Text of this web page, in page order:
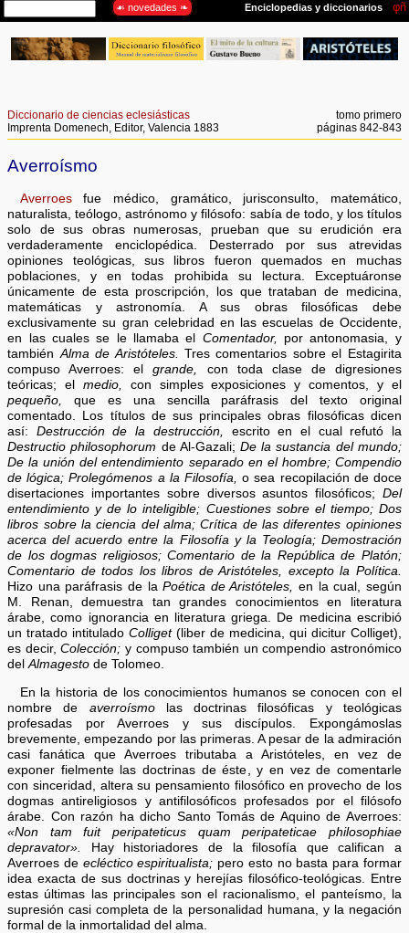
Diccionario de ciencias eclesiásticas
Imprenta Domenech, Editor, Valencia 1883
tomo primero
páginas 842-843
Averroísmo
Averroesfue médico, gramático, jurisconsulto, matemático,
naturalista, teólogo, astrónomo y filósofo: sabía de todo, y los títulos
solo de sus obras numerosas, prueban que su erudición era
verdaderamente enciclopédica. Desterrado por sus atrevidas
opiniones teológicas, sus libros fueron quemados en muchas
poblaciones, y en todas prohibida su lectura. Exceptuáronse
únicamente de esta proscripción, los que trataban de medicina,
matemáticas y astronomía. A sus obras filosóficas debe
exclusivamente su gran celebridad en las escuelas de Occidente,
en las cuales se le llamaba el Comentador, por antonomasia, y
tambiénAlma de Aristóteles. Tres comentarios sobre el Estagirita
compuso Averroes: elgrande, con toda clase de digresiones
teóricas; el medio, con simples exposiciones y comentos, y el
pequeño, que es una sencilla paráfrasis del texto original
comentado. Los títulos de sus principales obras filosóficas dicen
así: Destrucción de la destrucción, escrito en el cual refutó la
Destructio philosophorum de Al-Gazali;De la sustancia del mundo;
De la unión del entendimiento separado en el hombre; Compendio
de lógica; Prolegómenos a la Filosofía, o sea recopilación de doce
disertaciones importantes sobre diversos asuntos filosóficos; Del
entendimiento y de lo inteligible; Cuestiones sobre el tiempo; Dos
libros sobre la ciencia del alma; Crítica de las diferentes opiniones
acerca del acuerdo entre la Filosofía y la Teología; Demostración
de los dogmas religiosos; Comentario de la República de Platón;
Comentario de todos los libros de Aristóteles, excepto la Política.
Hizo una paráfrasis de laPoética de Aristóteles, en la cual, según
M. Renan, demuestra tan grandes conocimientos en literatura
árabe, como ignorancia en literatura griega. De medicina escribió
un tratado intituladoColliget(liber de medicina, qui dicitur Colliget),
es decir,Colección; y compuso también un compendio astronómico
delAlmagesto de Tolomeo.
En la historia de los conocimientos humanos se conocen con el
nombre de averroísmolas doctrinas filosóficas y teológicas
profesadas por Averroes y sus discípulos. Expongámoslas
brevemente, empezando por las primeras. A pesar de la admiración
casi fanática que Averroes tributaba a Aristóteles, en vez de
exponer fielmente las doctrinas de éste, y en vez de comentarle
con sinceridad, altera su pensamiento filosófico en provecho de los
dogmas antireligiosos y antifilosóficos profesados por el filósofo
árabe. Con razón ha dicho Santo Tomás de Aquino de Averroes:
«Non tam fuit peripateticus quam peripateticae philosophiae
depravator».
Hay historiadores de la filosofía que califican a
Averroes de ecléctico espiritualista; pero esto no basta para formar
idea exacta de sus doctrinas y herejías filosófico-teológicas. Entre
estas últimas las principales son el racionalismo, el panteísmo, la
supresión casi completa de la personalidad humana, y la negación
formal de la inmortalidad del alma.